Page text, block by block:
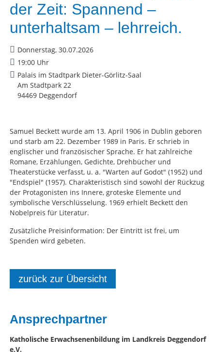
der Zeit: Spannend –
unterhaltsam – lehrreich.
Donnerstag, 30.07.2026
19:00 Uhr
Palais im Stadtpark Dieter-Görlitz-Saal
Am Stadtpark 22
94469 Deggendorf
Samuel Beckett wurde am 13. April 1906 in Dublin geboren
und starb am 22. Dezember 1989 in Paris. Er schrieb in
englischer und französischer Sprache. Er hat zahlreiche
Romane, Erzählungen, Gedichte, Drehbücher und
Theaterstücke verfasst, u. a. "Warten auf Godot" (1952) und
"Endspiel" (1957). Charakteristisch sind sowohl der Rückzug
der Protagonisten ins Innere, groteske Elemente und
symbolische Verschlüsselung. 1969 erhielt Beckett den
Nobelpreis für Literatur.
Zusätzliche Preisinformation: Der Eintritt ist frei, um
Spenden wird gebeten.
zurück zur Übersicht
Ansprechpartner
Katholische Erwachsenenbildung im Landkreis Deggendorf
e.V.